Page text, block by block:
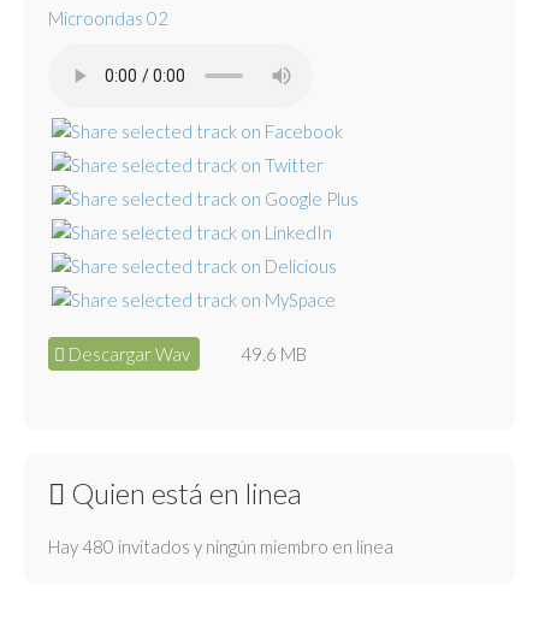
Microondas 02
Descargar Wav 49.6 MB
Quien está en linea
Hay 480 invitados y ningún miembro en línea